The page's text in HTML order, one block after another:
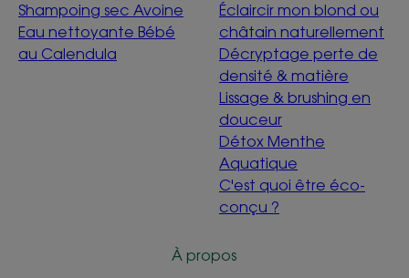
Shampoing sec Avoine
Eau nettoyante Bébé
au Calendula
Éclaircir mon blond ou
châtain naturellement
Décryptage perte de
densité & matière
Lissage & brushing en
douceur
Détox Menthe
Aquatique
C'est quoi être éco-
conçu ?
À propos